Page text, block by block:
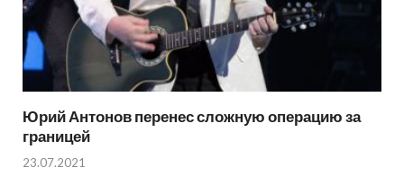
Юрий Антонов перенес сложную операцию за
границей
23.07.2021